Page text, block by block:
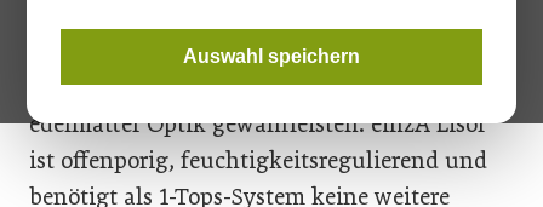
Auswahl speichern
deckende Beschichtungen appliziert werden,
die einen professionellen Wetterschutz in
edelmatter Optik gewährleisten. einzA Lisol
ist offenporig, feuchtigkeitsregulierend und
benötigt als 1-Tops-System keine weitere